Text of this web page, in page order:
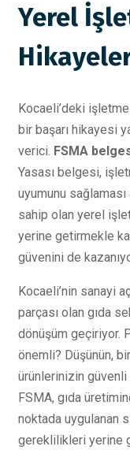
Yerel
Kocaeli’deki
bir başarı hikayesi
verici. FSMA
Yasası belgesi,
uyumunu
sahip olan yerel
yerine getirmekle
güvenini de
Kocaeli’nin sanayi
parçası olan gıda
dönüşüm geçiriyor.
önemli? Düşünün,
ürünlerinizin güvenli
FSMA, gıda
noktada uygulanan
gereklilikleri yerine